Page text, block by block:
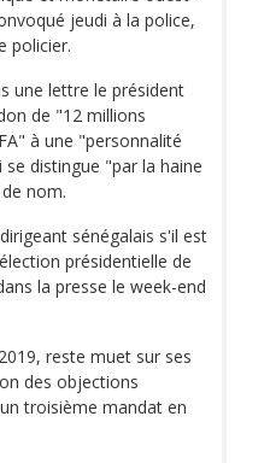
jeudi à la police,
policier.
une lettre le président
de "12 millions
à une "personnalité
distingue "par la haine
nom.
sénégalais s'il est
présidentielle de
la presse le week-end
reste muet sur ses
des objections
troisième mandat en